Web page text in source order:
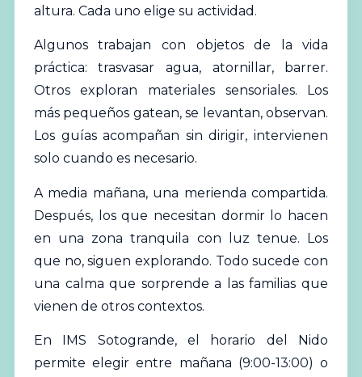
altura. Cada uno elige su actividad.
Algunos trabajan con objetos de la vida
práctica: trasvasar agua, atornillar, barrer.
Otros exploran materiales sensoriales. Los
más pequeños gatean, se levantan, observan.
Los guías acompañan sin dirigir, intervienen
solo cuando es necesario.
A media mañana, una merienda compartida.
Después, los que necesitan dormir lo hacen
en una zona tranquila con luz tenue. Los
que no, siguen explorando. Todo sucede con
una calma que sorprende a las familias que
vienen de otros contextos.
En IMS Sotogrande, el horario del Nido
permite elegir entre mañana (9:00-13:00) o